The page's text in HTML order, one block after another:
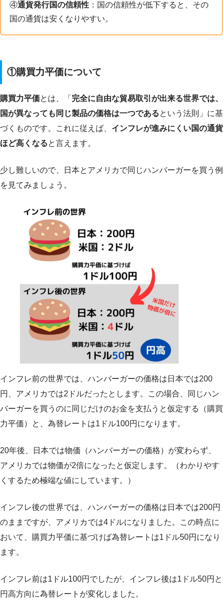
④通貨発行国の信頼性 ：国の信頼性が低下すると、その
国の通貨は安くなりやすい。
①購買力平価について
購買力平価とは、「 完全に自由な貿易取引が出来る世界では、
国が異なっても同じ製品の価格は一つであるという法則」に基
づくものです。これに従えば、 インフレが進みにくい国の通貨
ほど高くなると言えます。
少し難しいので、日本とアメリカで同じハンバーガーを買う例
を見てみましょう。
インフレ前の世界では、ハンバーガーの価格は日本では200
円、アメリカでは2ドルだったとします。この場合、同じハン
バーガーを買うのに同じだけのお金を支払うと仮定する（購買
力平価）と、為替レートは1ドル100円になります。
20年後、日本では物価（ハンバーガーの価格）が変わらず、
アメリカでは物価が2倍になったと仮定します。（わかりやす
くするため極端な値にしています。）
インフレ後の世界では、ハンバーガーの価格は日本では200円
のままですが、アメリカでは4ドルになりました。この時点に
おいて、購買力平価に基づけば為替レートは1ドル50円になり
ます。
インフレ前は1ドル100円でしたが、インフレ後は1ドル50円と
円高方向に為替レートが変化しました。